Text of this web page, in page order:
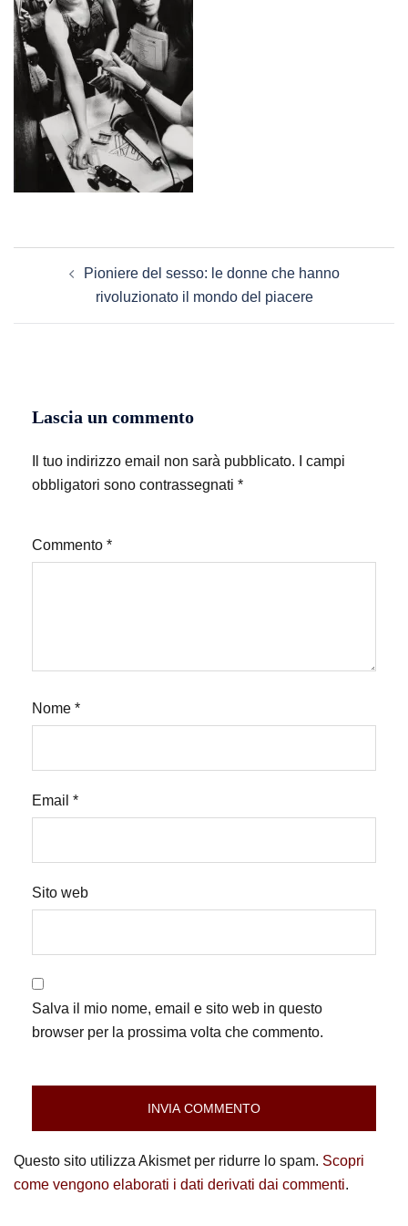
articoloPioniere del sesso: le donne che hanno
rivoluzionato il mondo del piacere
Lascia un commento
Il tuo indirizzo email non sarà pubblicato.
I campi
obbligatori sono contrassegnati *
Commento *
Nome *
Email *
Sito web
Salva il mio nome, email e sito web in questo
browser per la prossima volta che commento.
Questo sito utilizza Akismet per ridurre lo spam. Scopri
come vengono elaborati i dati derivati dai commenti.